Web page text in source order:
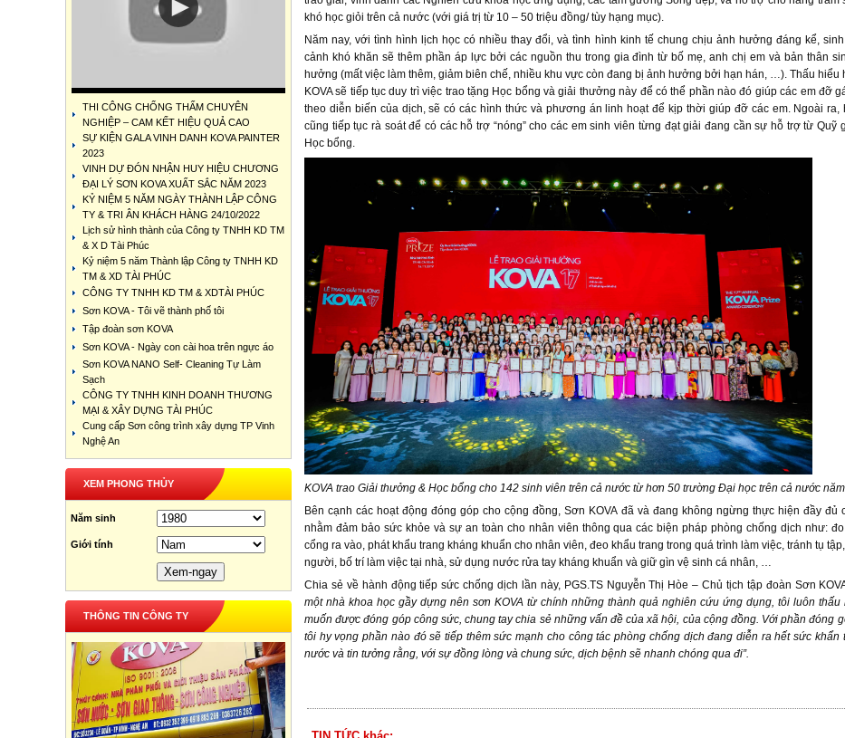
THI CÔNG CHỐNG THẤM CHUYÊN
NGHIỆP – CAM KẾT HIỆU QUẢ CAO
SỰ KIỆN GALA VINH DANH KOVA PAINTER
2023
VINH DỰ ĐÓN NHẬN HUY HIỆU CHƯƠNG
ĐẠI LÝ SƠN KOVA XUẤT SẮC NĂM 2023
KỶ NIỆM 5 NĂM NGÀY THÀNH LẬP CÔNG
TY & TRI ÂN KHÁCH HÀNG 24/10/2022
Lịch sử hình thành của Công ty TNHH KD TM
& X D Tài Phúc
Kỷ niệm 5 năm Thành lập Công ty TNHH KD
TM & XD TÀI PHÚC
CÔNG TY TNHH KD TM & XDTÀI PHÚC
Sơn KOVA - Tôi vẽ thành phố tôi
Tập đoàn sơn KOVA
Sơn KOVA - Ngày con cài hoa trên ngực áo
Sơn KOVA NANO Self- Cleaning Tự Làm
Sạch
CÔNG TY TNHH KINH DOANH THƯƠNG
MẠI & XÂY DỰNG TÀI PHÚC
Cung cấp Sơn công trình xây dựng TP Vinh
Nghệ An
XEM PHONG THỦY
Năm sinh
Giới tính
THÔNG TIN CÔNG TY
khó học giỏi trên cả nước (với giá trị từ 10 – 50 triệu đồng/ tùy hạng mục).
Năm nay, với tình hình lịch học có nhiều thay đổi, và tình hình kinh tế chung chịu ảnh hưởng đáng kể,
cảnh khó khăn sẽ thêm phần áp lực bởi các nguồn thu trong gia đình từ bố mẹ, anh chị em và bản thân
hưởng (mất việc làm thêm, giảm biên chế, nhiều khu vực còn đang bị ảnh hưởng bởi hạn hán, …). Thấu hiểu
KOVA sẽ tiếp tục duy trì việc trao tặng Học bổng và giải thưởng này để có thể phần nào đó giúp các em đỡ
theo diễn biến của dịch, sẽ có các hình thức và phương án linh hoạt để kịp thời giúp đỡ các em. Ngoài ra,
cũng tiếp tục rà soát để có các hỗ trợ “nóng” cho các em sinh viên từng đạt giải đang cần sự hỗ trợ từ Quỹ
Học bổng.
KOVA trao Giải thưởng & Học bổng cho 142 sinh viên trên cả nước từ hơn 50 trường Đại học trên cả nước
Bên cạnh các hoạt động đóng góp cho cộng đồng, Sơn KOVA đã và đang không ngừng thực hiện đầy đủ
nhằm đảm bảo sức khỏe và sự an toàn cho nhân viên thông qua các biện pháp phòng chống dịch như:
cổng ra vào, phát khẩu trang kháng khuẩn cho nhân viên, đeo khẩu trang trong quá trình làm việc, tránh tụ
người, bố trí làm việc tại nhà, sử dụng nước rửa tay kháng khuẩn và giữ gìn vệ sinh cá nhân, …
Chia sẻ về hành động tiếp sức chống dịch lần này, PGS.TS Nguyễn Thị Hòe – Chủ tịch tập đoàn Sơn
một nhà khoa học gầy dựng nên sơn KOVA từ chính những thành quả nghiên cứu ứng dụng, tôi luôn thấu
muốn được đóng góp công sức, chung tay chia sẻ những vấn đề của xã hội, của cộng đồng. Với phần đóng
tôi hy vọng phần nào đó sẽ tiếp thêm sức mạnh cho công tác phòng chống dịch đang diễn ra hết sức khẩn
nước và tin tưởng rằng, với sự đồng lòng và chung sức, dịch bệnh sẽ nhanh chóng qua đi”.